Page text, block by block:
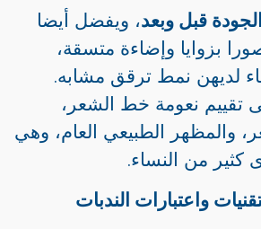
قبل وبعد، ويفضل أيضا
بزوايا وإضاءة متسقة،
لديهن نمط ترقق مشابه.
تقييم نعومة خط الشعر،
والمظهر الطبيعي العام، وهي
كثير من النساء.
واعتبارات الندبات